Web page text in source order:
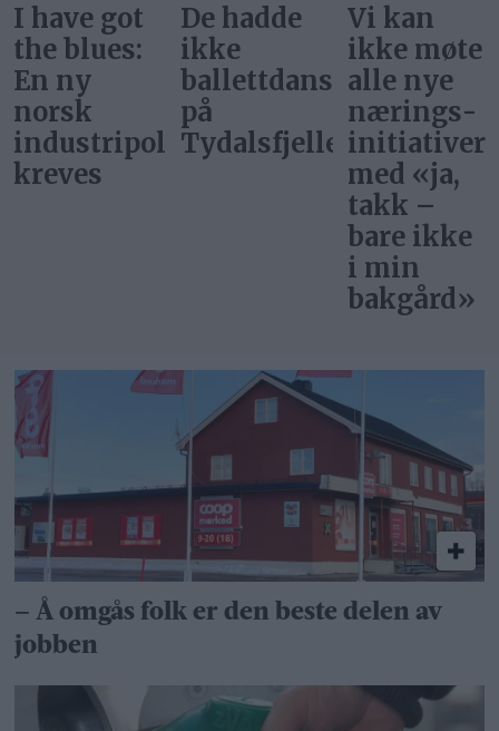
I have got
the blues:
En ny
norsk
industripolitikk
kreves
De hadde
ikke
ballettdansere
på
Tydalsfjellet
Vi kan
ikke møte
alle nye
nærings­
initiativer
med «ja,
takk –
bare ikke
i min
bakgård»
– Å omgås folk er den beste delen av
jobben